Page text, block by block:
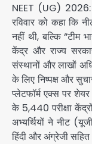
NEET (UG) 2026:
रविवार को कहा कि
नहीं थी, बल्कि “टीम
केंद्र और राज्य
संस्थानों और लाखों
के लिए निष्पक्ष और
प्लेटफॉर्म एक्स पर
के 5,440 परीक्षा
अभ्यर्थियों ने नीट
हिंदी और अंग्रेजी सहित